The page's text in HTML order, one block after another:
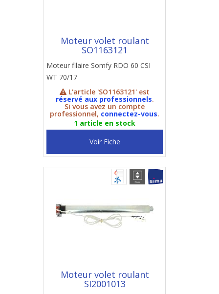
Moteur volet roulant
SO1163121
Moteur filaire Somfy RDO 60 CSI
WT 70/17
L'article 'SO1163121' est
réservé aux professionnels.
Si vous avez un compte
professionnel, connectez-vous.
1 article en stock
Voir Fiche
Moteur volet roulant
SI2001013